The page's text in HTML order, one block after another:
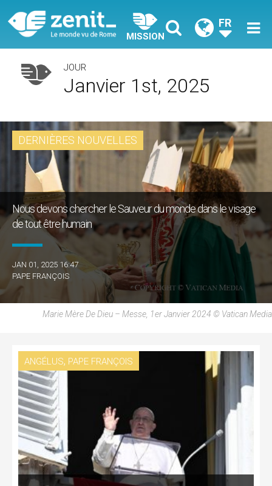
MISSION
FR
JOUR
Janvier 1st, 2025
DERNIÈRES NOUVELLES
Nous devons chercher le Sauveur du monde dans le visage
de tout être humain
JAN 01, 2025 16:47
PAPE FRANÇOIS
Marie Mère De Dieu – Messe, 1er Janvier 2024 © Vatican Media
ANGÉLUS, PAPE FRANÇOIS